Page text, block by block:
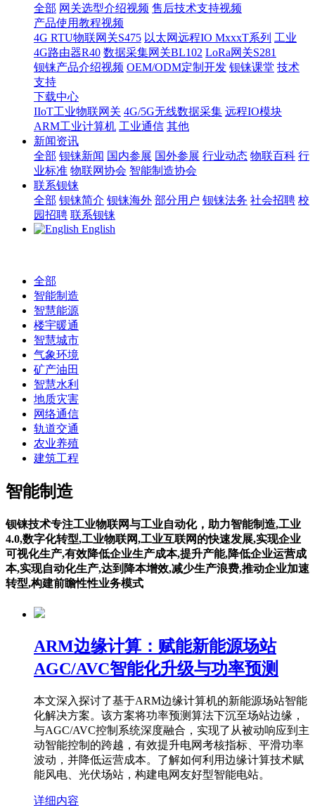
全部 网关选型介绍视频 售后技术支持视频
产品使用教程视频
4G RTU物联网关S475 以太网远程IO MxxxT系列 工业
4G路由器R40 数据采集网关BL102 LoRa网关S281
钡铼产品介绍视频 OEM/ODM定制开发 钡铼课堂 技术
支持
下载中心
IIoT工业物联网关 4G/5G无线数据采集 远程IO模块
ARM工业计算机 工业通信 其他
新闻资讯
全部 钡铼新闻 国内参展 国外参展 行业动态 物联百科 行
业标准 物联网协会 智能制造协会
联系钡铼
全部 钡铼简介 钡铼海外 部分用户 钡铼法务 社会招聘 校
园招聘 联系钡铼
English
全部
智能制造
智慧能源
楼宇暖通
智慧城市
气象环境
矿产油田
智慧水利
地质灾害
网络通信
轨道交通
农业养殖
建筑工程
智能制造
钡铼技术专注工业物联网与工业自动化，助力智能制造,工业
4.0,数字化转型,工业物联网,工业互联网的快速发展,实现企业
可视化生产,有效降低企业生产成本,提升产能,降低企业运营成
本,实现自动化生产,达到降本增效,减少生产浪费,推动企业加速
转型,构建前瞻性性业务模式
ARM边缘计算：赋能新能源场站
AGC/AVC智能化升级与功率预测
本文深入探讨了基于ARM边缘计算机的新能源场站智能
化解决方案。该方案将功率预测算法下沉至场站边缘，
与AGC/AVC控制系统深度融合，实现了从被动响应到主
动智能控制的跨越，有效提升电网考核指标、平滑功率
波动，并降低运营成本。了解如何利用边缘计算技术赋
能风电、光伏场站，构建电网友好型智能电站。
详细内容